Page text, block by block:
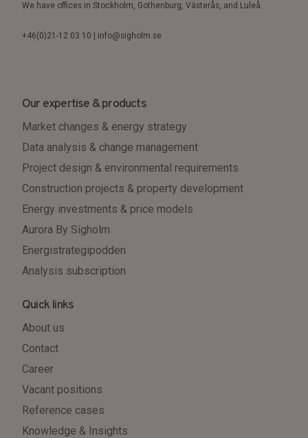
We have offices in Stockholm, Gothenburg, Västerås, and Luleå.
+46(0)21-12 03 10 | info@sigholm.se
Our expertise & products
Market changes & energy strategy
Data analysis & change management
Project design & environmental requirements
Construction projects & property development
Energy investments & price models
Aurora By Sigholm
Energistrategipodden
Analysis subscription
Quick links
About us
Contact
Career
Vacant positions
Reference cases
Knowledge & Insights